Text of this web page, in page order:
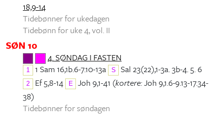
18,9-14
Tidebønner for ukedagen
Tidebønn for uke 4, vol. II
SØN 10
4. SØNDAG I FASTEN
1 1 Sam 16,1b.6-7.10-13a S Sal 23(22),1-3a. 3b-4. 5. 6
2 Ef 5,8-14 E Joh 9,1-41 (kortere:Joh 9,1.6-9.13-17.34-
38)
Tidebønner for søndagen